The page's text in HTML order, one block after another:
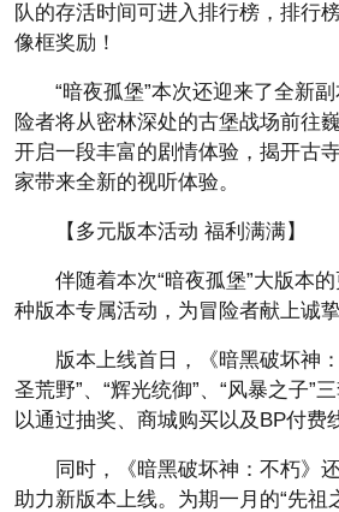
队的存活时间可进入排行榜，排行
像框奖励！
“暗夜孤堡”本次还迎来了全新
险者将从密林深处的古堡战场前往
开启一段丰富的剧情体验，揭开古
家带来全新的视听体验。
【多元版本活动 福利满满】
伴随着本次“暗夜孤堡”大版本
种版本专属活动，为冒险者献上诚挚
版本上线首日，《暗黑破坏神
圣荒野”、“辉光统御”、“风暴之子”
以通过抽奖、商城购买以及BP付费
同时，《暗黑破坏神：不朽》
助力新版本上线。为期一月的“先祖